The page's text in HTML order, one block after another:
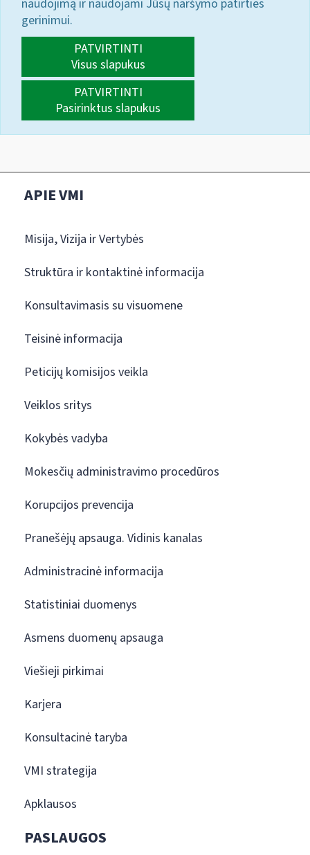
naudojimą ir naudojami Jūsų naršymo patirties
gerinimui.
PATVIRTINTI
Visus slapukus
PATVIRTINTI
Pasirinktus slapukus
APIE VMI
Misija, Vizija ir Vertybės
Struktūra ir kontaktinė informacija
Konsultavimasis su visuomene
Teisinė informacija
Peticijų komisijos veikla
Veiklos sritys
Kokybės vadyba
Mokesčių administravimo procedūros
Korupcijos prevencija
Pranešėjų apsauga. Vidinis kanalas
Administracinė informacija
Statistiniai duomenys
Asmens duomenų apsauga
Viešieji pirkimai
Karjera
Konsultacinė taryba
VMI strategija
Apklausos
PASLAUGOS